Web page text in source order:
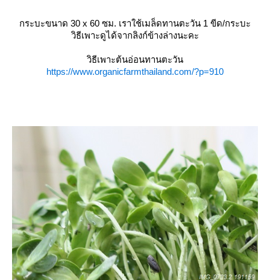
กระบะขนาด 30 x 60 ซม. เราใช้เมล็ดทานตะวัน 1 ขีด/กระบะ
วิธีเพาะดูได้จากลิงก์ข้างล่างนะคะ
วิธีเพาะต้นอ่อนทานตะวัน
https://www.organicfarmthailand.com/?p=910